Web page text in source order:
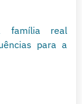
família real
para a